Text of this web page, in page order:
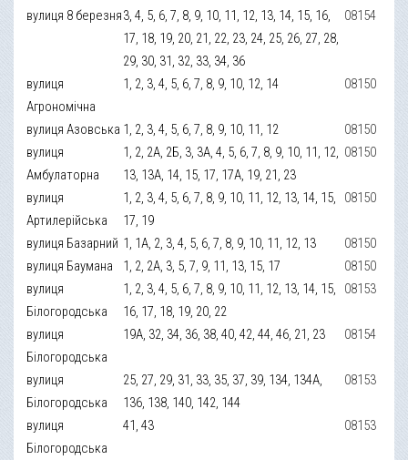
вулиця 8 березня3, 4, 5, 6, 7, 8, 9, 10, 11, 12, 13, 14, 15, 16,
17, 18, 19, 20, 21, 22, 23, 24, 25, 26, 27, 28,
29, 30, 31, 32, 33, 34, 36
08154
вулиця
Агрономічна
1, 2, 3, 4, 5, 6, 7, 8, 9, 10, 12, 14 08150
вулиця Азовська 1, 2, 3, 4, 5, 6, 7, 8, 9, 10, 11, 12
08150
вулиця
Амбулаторна
1, 2, 2А, 2Б, 3, 3А, 4, 5, 6, 7, 8, 9, 10, 11, 12,
13, 13А, 14, 15, 17, 17А, 19, 21, 23
08150
вулиця
Артилерійська
1, 2, 3, 4, 5, 6, 7, 8, 9, 10, 11, 12, 13, 14, 15,
17, 19
08150
вулиця Базарний 1, 1А, 2, 3, 4, 5, 6, 7, 8, 9, 10, 11, 12, 13
08150
вулиця Баумана
1, 2, 2А, 3, 5, 7, 9, 11, 13, 15, 17
08150
вулиця
Білогородська
1, 2, 3, 4, 5, 6, 7, 8, 9, 10, 11, 12, 13, 14, 15,
16, 17, 18, 19, 20, 22
08153
вулиця
Білогородська
19А, 32, 34, 36, 38, 40, 42, 44, 46, 21, 23 08154
вулиця
Білогородська
25, 27, 29, 31, 33, 35, 37, 39, 134, 134А,
136, 138, 140, 142, 144
08153
вулиця
Білогородська
41, 43 08153